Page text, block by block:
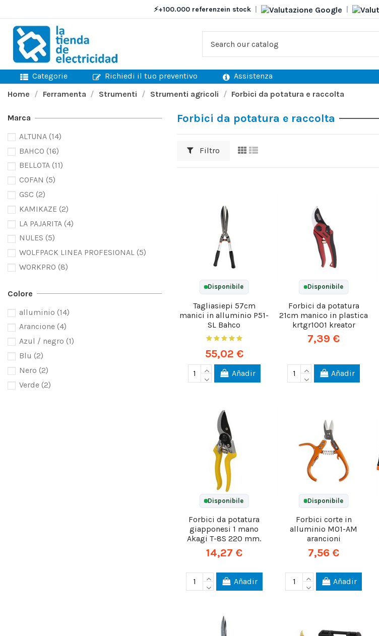
⚡+100.000 referenzein stock
Categorie Richiedi il tuo preventivo
Assistenza
Home
Ferramenta Strumenti Strumenti agricoli Forbici da potatura e raccolta
Forbici da potatura e raccolta
Filtro
Disponibile
Tagliasiepi 57cm
manici in alluminio P51-
SL Bahco
55,02 €
Añadir
Disponibile
Forbici da potatura
21cm manico in plastica
krtgr1001 kreator
7,39 €
Añadir
Disponibile
Forbici da potatura
giapponesi 1 mano
Akagi T-8S 220 mm.
14,27 €
Añadir
Disponibile
Forbici corte in
alluminio M01-AM
arancioni
7,56 €
Añadir
Marca
ALTUNA (14)
BAHCO (16)
BELLOTA (11)
COFAN (5)
GSC (2)
KAMIKAZE (2)
LA PAJARITA (4)
NULES (5)
WOLFPACK LINEA PROFESIONAL (5)
WORKPRO (8)
Colore
alluminio (14)
Arancione (4)
Azul / negro (1)
Blu (2)
Nero (2)
Verde (2)